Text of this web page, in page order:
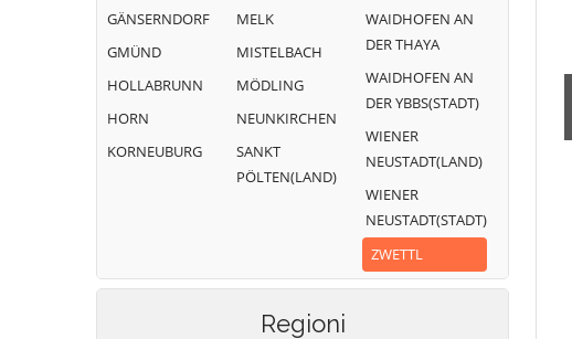
GÄNSERNDORF
GMÜND
HOLLABRUNN
HORN
KORNEUBURG
MELK
MISTELBACH
MÖDLING
NEUNKIRCHEN
SANKT
PÖLTEN(LAND)
WAIDHOFEN AN
DER THAYA
WAIDHOFEN AN
DER YBBS(STADT)
WIENER
NEUSTADT(LAND)
WIENER
NEUSTADT(STADT)
ZWETTL
Regioni